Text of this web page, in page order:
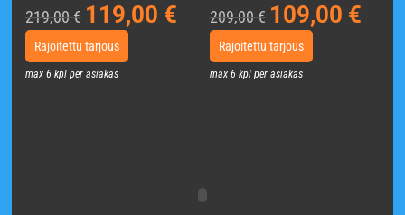
219,00€ Alkuperäinen
hinta
oli:
219,00 €.
119,00 €Nykyinen
119,00 €.
Rajoitettu tarjous
max 6 kpl per asiakas
209,00€ Alkuperäinen
hinta
oli:
209,00 €.
109,00 €
Rajoitettu tarjous
max 6 kpl per asiakas